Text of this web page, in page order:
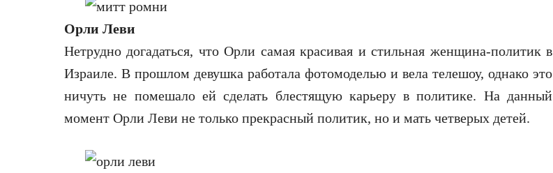
Орли Леви
Нетрудно догадаться, что Орли самая красивая и стильная женщина-политик в
Израиле. В прошлом девушка работала фотомоделью и вела телешоу, однако это
ничуть не помешало ей сделать блестящую карьеру в политике. На данный
момент Орли Леви не только прекрасный политик, но и мать четверых детей.